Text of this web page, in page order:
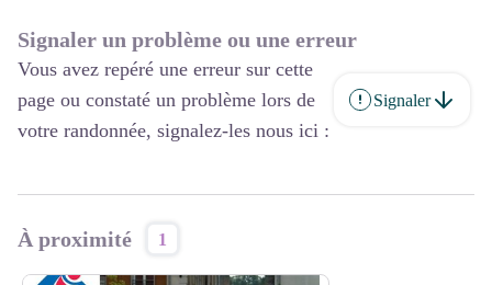
Signaler un problème ou une erreur
Vous avez repéré une erreur sur cette
page ou constaté un problème lors de
votre randonnée, signalez-les nous ici :
Signaler
À proximité 1